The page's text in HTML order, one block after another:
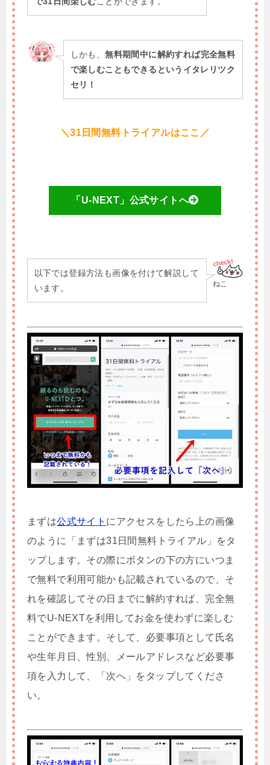
しかも、無料期間中に解約すれば完全無料
で楽しむこともできるというイタレリツク
セリ！
＼31日間無料トライアルはここ／
「U-NEXT」公式サイトへ
ねこ
以下では登録方法も画像を付けて解説して
います。
まずは公式サイト にアクセスをしたら上の画像
のように「まずは31日間無料トライアル」をタ
ップします。その際にボタンの下の方にいつま
で無料で利用可能かも記載されているので、そ
れを確認してその日までに解約すれば、完全無
料でU-NEXTを利用してお金を使わずに楽しむ
ことができます。そして、必要事項として氏名
や生年月日、性別、メールアドレスなど必要事
項を入力して、「次へ」をタップしてくださ
い。